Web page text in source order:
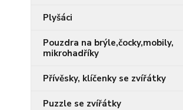
Plyšáci
Pouzdra na brýle,čocky,mobily,
mikrohadříky
Přívěsky, klíčenky se zvířátky
Puzzle se zvířátky